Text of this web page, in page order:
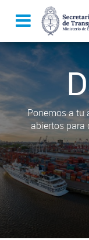
Ponemos a tu
abiertos para